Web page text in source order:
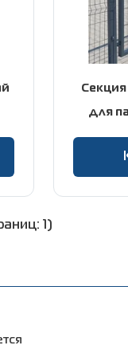
2D
3D
острые
Секция
для
1)